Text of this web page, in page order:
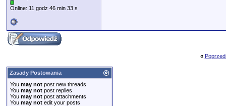
Online: 11 godz 46 min 33 s
«
Zasady Postowania
You may not post new threads
You may not post replies
You may not post attachments
You may not edit your posts